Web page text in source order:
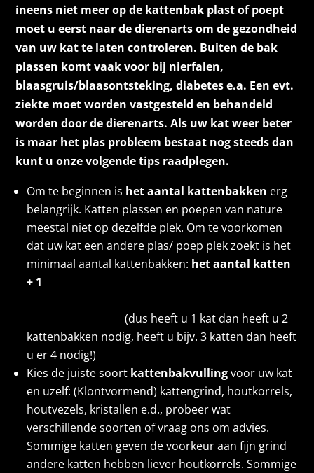
ineens niet meer op de kattenbak plast of poept
moet u eerst naar de dierenarts om de gezondheid
van uw kat te laten controleren. Buiten de bak
plassen komt vaak voor bij nierfalen,
blaasgruis/blaasontsteking, diabetes e.a. Een evt.
ziekte moet worden vastgesteld en behandeld
worden door de dierenarts. Als uw kat weer beter
is maar het plas probleem bestaat nog steeds dan
kunt u onze volgende tips raadplegen.
Om te beginnen is het aantal kattenbakken erg
belangrijk. Katten plassen en poepen van nature
meestal niet op dezelfde plek. Om te voorkomen
dat uw kat een andere plas/ poep plek zoekt is het
minimaal aantal kattenbakken: het aantal katten
+ 1
(dus heeft u 1 kat dan heeft u 2
kattenbakken nodig, heeft u bijv. 3 katten dan heeft
u er 4 nodig!)
Kies de juiste soort kattenbakvullingvoor uw kat
en uzelf: (Klontvormend) kattengrind, houtkorrels,
houtvezels, kristallen e.d., probeer wat
verschillende soorten of vraag ons om advies.
Sommige katten geven de voorkeur aan fijn grind
andere katten hebben liever houtkorrels. Sommige